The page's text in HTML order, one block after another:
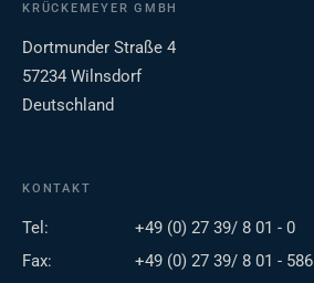
KRÜCKEMEYER GMBH
Dortmunder Straße 4
57234 Wilnsdorf
Deutschland
KONTAKT
Tel:
+49 (0) 27 39/ 8 01 - 0
Fax:
+49 (0) 27 39/ 8 01 - 586